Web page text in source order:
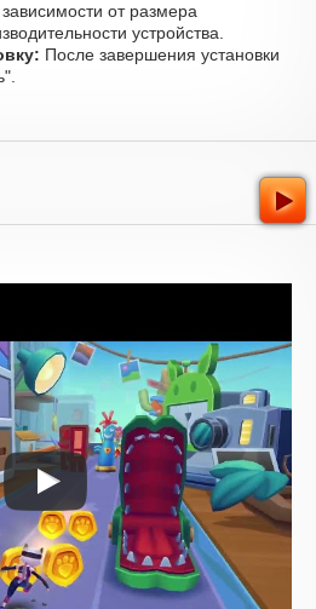
от размера
устройства.
После завершения установки